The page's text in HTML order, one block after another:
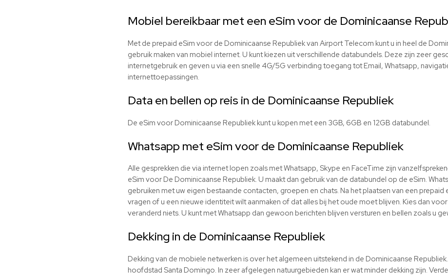
Mobiel bereikbaar met een eSim voor de Dominicaanse
Met de prepaid eSim voor de Dominicaanse Republiek van Airport Telecom kunt u in heel de
gebruik maken van mobiel internet. U kunt kiezen uit verschillende databundels. Deze zijn zeer
internetgebruik en geven u via een snelle 4G/5G verbinding toegang tot Email, Whatsapp,
internettoepassingen.
Data en bellen op reis in de Dominicaanse Republiek
De eSim voor Dominicaanse Republiek kunt u kopen met een 3GB, 6GB en 12GB databundel.
Whatsapp met eSim voor de Dominicaanse Republiek
Alle gesprekken die via internet lopen zoals met Whatsapp, Skype en FaceTime zijn
eSim voor De Dominicaanse Republiek. U maakt dan gebruik van de databundel op de eSim.
gebruiken met uw eigen bestaande contacten, groepen en chats. Na het plaatsen van een prepaid
vragen of u een nieuwe identiteit wilt aanmaken of dat alles bij het oude moet blijven. Kies dan
veranderd niets. U kunt met Whatsapp dan gewoon berichten blijven versturen en bellen zoals u
Dekking in de Dominicaanse Republiek
Dekking van de mobiele netwerken is over het algemeen uitstekend in de Dominicaanse
hoofdstad Santa Domingo. In zeer afgelegen natuurgebieden kan er wat minder dekking zijn.